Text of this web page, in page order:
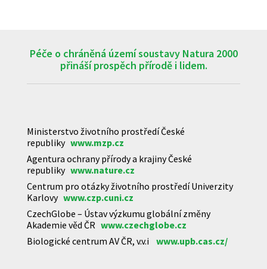
Péče o chráněná území soustavy Natura 2000
přináší prospěch přírodě i lidem.
Ministerstvo životního prostředí České
republiky www.mzp.cz
Agentura ochrany přírody a krajiny České
republiky www.nature.cz
Centrum pro otázky životního prostředí Univerzity
Karlovy www.czp.cuni.cz
CzechGlobe – Ústav výzkumu globální změny
Akademie věd ČR www.czechglobe.cz
Biologické centrum AV ČR, v.v.i www.upb.cas.cz/